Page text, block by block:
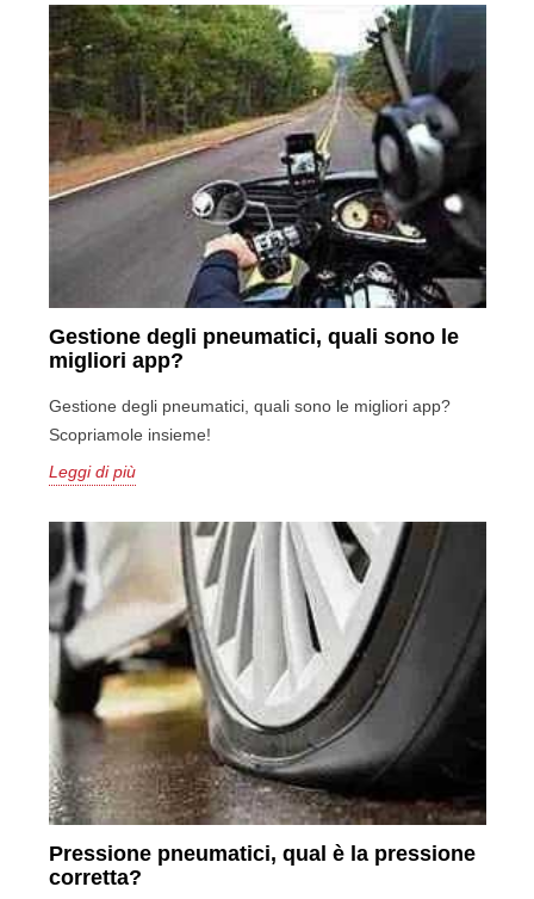
Gestione degli pneumatici, quali sono le
migliori app?
Gestione degli pneumatici, quali sono le migliori app?
Scopriamole insieme!
Leggi di più
Pressione pneumatici, qual è la pressione
corretta?